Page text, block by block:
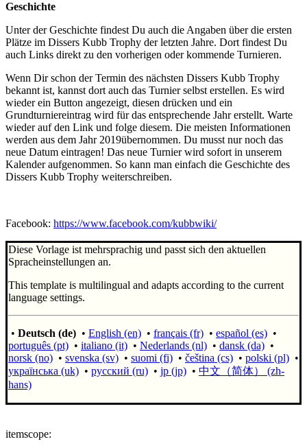
Geschichte
Unter der Geschichte findest Du auch die Angaben über die ersten
Plätze im Dissers Kubb Trophy der letzten Jahre. Dort findest Du
auch Links direkt zu den vorherigen oder kommende Turnieren.
Wenn Dir schon der Termin des nächsten Dissers Kubb Trophy
bekannt ist, kannst dort auch das Turnier selbst erstellen. Es wird
wieder ein Button angezeigt, diesen drücken und ein
Grundturniereintrag wird für das entsprechende Jahr erstellt. Warte
wieder auf den Link und folge diesem. Die meisten Informationen
werden aus dem Jahr 2019übernommen. Du musst nur noch das
neue Datum eintragen! Das neue Turnier wird sofort in unserem
Kalender aufgenommen. So kann man einfach die Geschichte des
Dissers Kubb Trophy weiterschreiben.
Facebook: https://www.facebook.com/kubbwiki/
Diese Vorlage ist mehrsprachig und passt sich den aktuellen
Spracheinstellungen an.
This template is multilingual and adapts according to the current
language settings.
• Deutsch (de) • English (en) • français (fr) • español (es) •
português (pt) • italiano (it) • Nederlands (nl) • dansk (da) •
norsk (no) • svenska (sv) • suomi (fi) • čeština (cs) • polski (pl) •
українська (uk) • русский (ru) • jp (jp) • 中文（简体）‎ (zh-
hans)
itemscope: